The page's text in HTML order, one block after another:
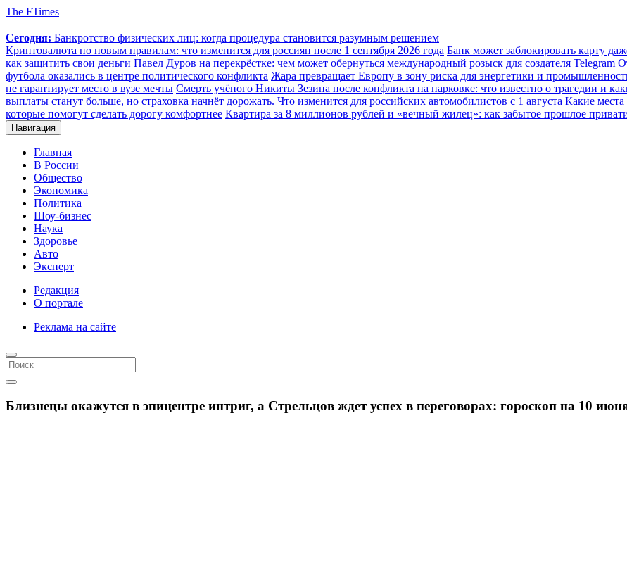
The FTimes
Сегодня: Банкротство физических лиц: когда процедура становится разумным решением
Криптовалюта по новым правилам: что изменится для россиян после 1 сентября 2026 года Банк может заблокировать карту
как защитить свои деньги Павел Дуров на перекрёстке: чем может обернуться международный розыск для создателя Telegram
футбола оказались в центре политического конфликта Жара превращает Европу в зону риска для энергетики и
не гарантирует место в вузе мечты Смерть учёного Никиты Зезина после конфликта на парковке: что известно о трагедии и
выплаты станут больше, но страховка начнёт дорожать. Что изменится для российских автомобилистов с 1 августа Какие
которые помогут сделать дорогу комфортнее Квартира за 8 миллионов рублей и «вечный жилец»: как забытое прошлое
Навигация
Главная
В России
Общество
Экономика
Политика
Шоу-бизнес
Наука
Здоровье
Авто
Эксперт
Редакция
О портале
Реклама на сайте
Близнецы окажутся в эпицентре интриг, а Стрельцов ждет успех в переговорах: гороскоп на 10